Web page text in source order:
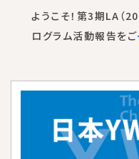
ようこそ！第3期LA（
ログラム活動報告をご